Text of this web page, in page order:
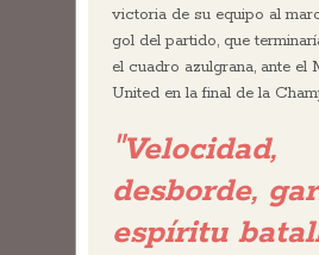
victoria de su equipo al
gol del partido, que
el cuadro azulgrana, ante el
United en la final de la
"Velocidad,
desborde,
espíritu